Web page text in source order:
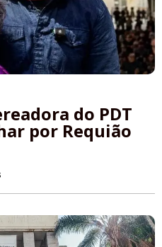
do PDT
por Requião